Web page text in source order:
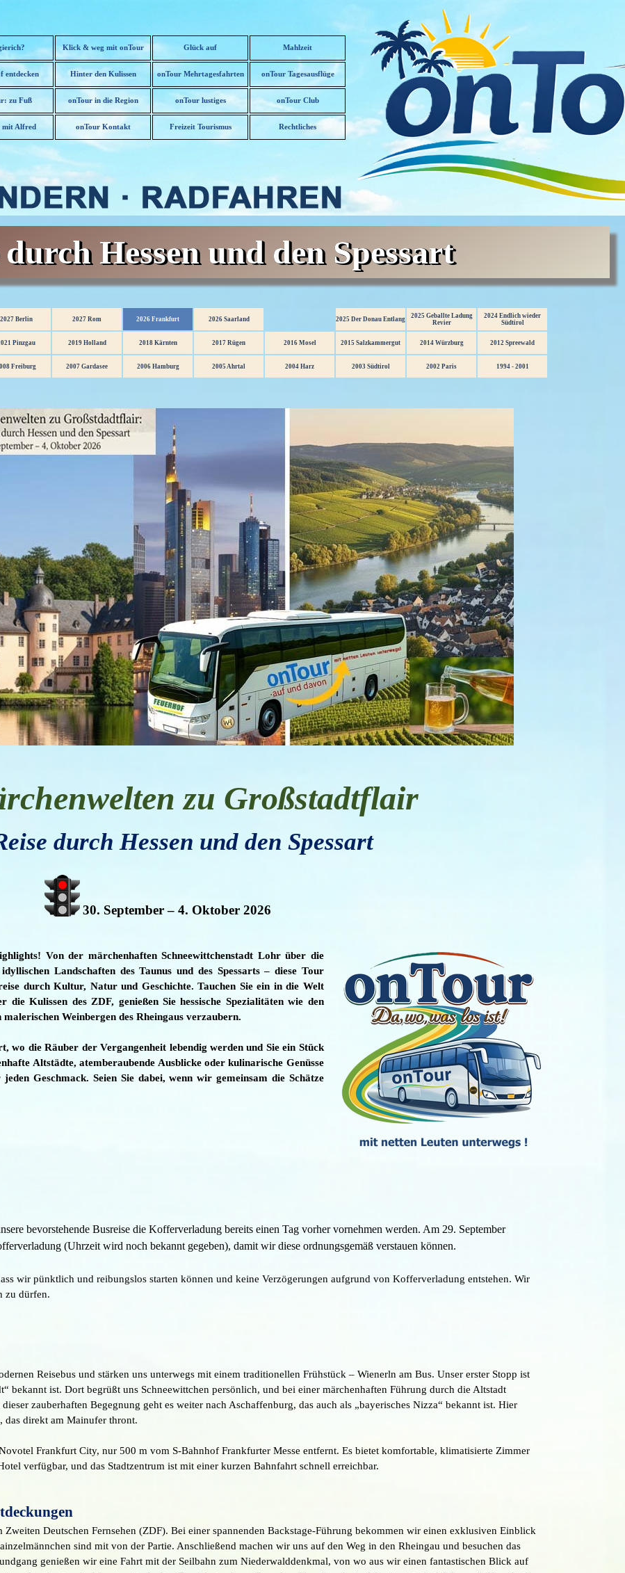
Menü überspringen
Klick & weg mit onTour Glück auf Mahlzeit
entdecken Hinter den Kulissen onTour Mehrtagesfahrten ▼
onTour Tagesausflüge
zu Fuß ▼
onTour in die Region ▼
onTour lustiges ▼
onTour Club ▼
mit Alfred ▼
onTour Kontakt Freizeit Tourismus Rechtliches
Hessen und den Spessart
2027 Berlin 2027 Rom 2026 Frankfurt 2026 Saarland 2025 Der Donau Entlang
2025 Geballte Ladung
Revier
2024 Endlich wieder
Südtirol
Pinzgau 2019 Holland 2018 Kärnten 2017 Rügen 2016 Mosel 2015 Salzkammergut 2014 Würzburg 2012 Spreewald
Freiburg 2007 Gardasee 2006 Hamburg 2005 Ahrtal 2004 Harz 2003 Südtirol 2002 Paris 1994 - 2001
rchenwelten zu Großstadtflair
durch Hessen und den Spessart
30. September – 4. Oktober 2026
Von der märchenhaften Schneewittchenstadt Lohr über die
Landschaften des Taunus und des Spessarts – diese Tour
durch Kultur, Natur und Geschichte. Tauchen Sie ein in die Welt
Kulissen des ZDF, genießen Sie hessische Spezialitäten wie den
Weinbergen des Rheingaus verzaubern.
wo die Räuber der Vergangenheit lebendig werden und Sie ein Stück
Altstädte, atemberaubende Ausblicke oder kulinarische Genüsse
Geschmack. Seien Sie dabei, wenn wir gemeinsam die Schätze
bevorstehende Busreise die Kofferverladung bereits einen Tag vorher vornehmen werden. Am 29. September
(Uhrzeit wird noch bekannt gegeben), damit wir diese ordnungsgemäß verstauen können.
wir pünktlich und reibungslos starten können und keine Verzögerungen aufgrund von Kofferverladung entstehen. Wir
zu dürfen.
Reisebus und stärken uns unterwegs mit einem traditionellen Frühstück – Wienerln am Bus. Unser erster Stopp ist
bekannt ist. Dort begrüßt uns Schneewittchen persönlich, und bei einer märchenhaften Führung durch die Altstadt
zauberhaften Begegnung geht es weiter nach Aschaffenburg, das auch als „bayerisches Nizza“ bekannt ist. Hier
das direkt am Mainufer thront.
Frankfurt City, nur 500 m vom S-Bahnhof Frankfurter Messe entfernt. Es bietet komfortable, klimatisierte Zimmer
verfügbar, und das Stadtzentrum ist mit einer kurzen Bahnfahrt schnell erreichbar.
Deutschen Fernsehen (ZDF). Bei einer spannenden Backstage-Führung bekommen wir einen exklusiven Einblick
sind mit von der Partie. Anschließend machen wir uns auf den Weg in den Rheingau und besuchen das
genießen wir eine Fahrt mit der Seilbahn zum Niederwalddenkmal, von wo aus wir einen fantastischen Blick auf